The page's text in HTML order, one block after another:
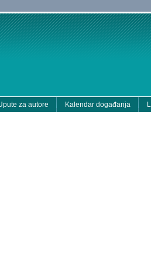
za autore Kalendar događanja